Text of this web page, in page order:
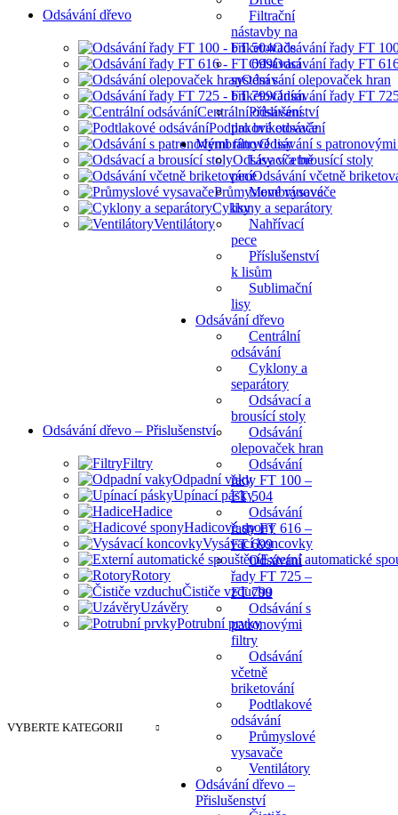
VYBERTE KATEGORII
Filtrační
nástavby na
briketovače
Odsávací
systém s
briketováním
Příslušenství
pro briketovače
Membránové lisy
Lisy včetně
pece
Membránové
lisy
Nahřívací
pece
Příslušenství
k lisům
Sublimační
lisy
Odsávání dřevo
Centrální
odsávání
Cyklony a
separátory
Odsávací a
brousící stoly
Odsávání
olepovaček hran
Odsávání
řady FT 100 –
FT 504
Odsávání
řady FT 616 –
FT 699
Odsávání
řady FT 725 –
FT 799
Odsávání s
patronovými
filtry
Odsávání
včetně
briketování
Podtlakové
odsávání
Průmyslové
vysavače
Ventilátory
Odsávání dřevo –
Přislušenství
Odsávání dřevo
Odsávání řady FT
Odsávání řady FT
Odsávání olepovaček hran
Odsávání řady FT
Centrální odsávání
Podtlakové odsávání
Odsávání s
Odsávací a brousící stoly
Odsávání včetně
Průmyslové vysavače
Cyklony a separátory
Ventilátory
Odsávání dřevo – Přislušenství
Filtry
Odpadní vaky
Upínací pásky
Hadice
Hadicové spony
Vysávací koncovky
Externí automatické
Rotory
Čističe vzduchu
Uzávěry
Potrubní prvky